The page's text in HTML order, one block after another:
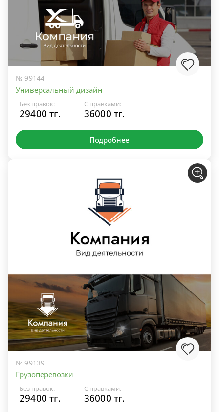
№ 99144
Универсальный дизайн
Без правок:
29400 тг.
С правками:
36000 тг.
Подробнее
№ 99139
Грузоперевозки
Без правок:
29400 тг.
С правками:
36000 тг.